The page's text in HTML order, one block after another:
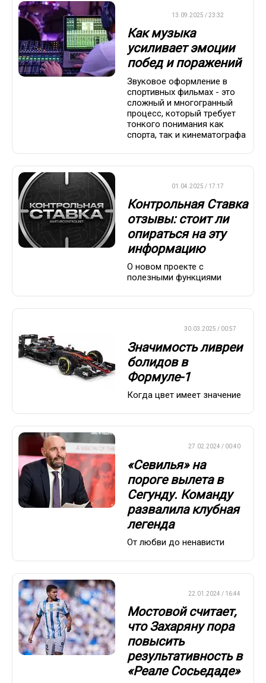
13.09.2025 / 23:32
Как музыка
усиливает эмоции
побед и поражений
Звуковое оформление в
спортивных фильмах - это
сложный и многогранный
процесс, который требует
тонкого понимания как
спорта, так и кинематографа
01.04.2025 / 17:17
Контрольная Ставка
отзывы: стоит ли
опираться на эту
информацию
О новом проекте с
полезными функциями
30.03.2025 / 00:57
Значимость ливреи
болидов в
Формуле-1
Когда цвет имеет значение
27.02.2024 / 00:40
«Севилья» на
пороге вылета в
Сегунду. Команду
развалила клубная
легенда
От любви до ненависти
22.01.2024 / 16:44
Мостовой считает,
что Захаряну пора
повысить
результативность в
«Реале Сосьедаде»